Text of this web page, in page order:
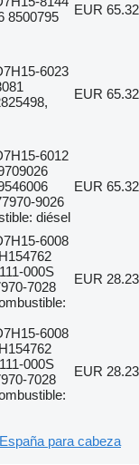
8500795
EUR 65.32
6023
EUR 65.32
6012
9026
diésel
EUR 65.32
6008
000S
7028
EUR 28.23
6008
000S
7028
EUR 28.23
para cabeza